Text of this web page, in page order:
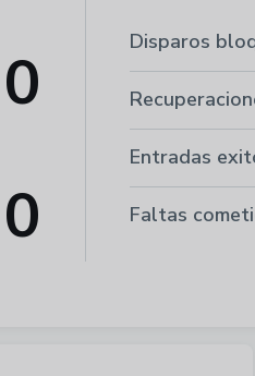
0
0
Disparos
Entradas
Faltas